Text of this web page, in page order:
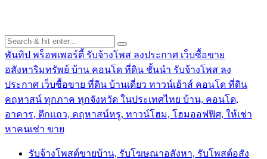
พันทิป พร็อพเพอร์ตี้ รับจ้างโพส ลงประกาศ เว็บซื้อขาย
อสังหาริมทรัพย์ บ้าน คอนโด ที่ดิน ชั้นนำ รับจ้างโพส ลง
ประกาศ เว็บซื้อขาย ที่ดิน บ้านเดี่ยว ทาวน์เฮ้าส์ คอนโด ที่ดิน
คฤหาสน์ ทุกภาค ทุกจังหวัด ในประเทศไทย บ้าน, คอนโด,
อาคาร, ตึกแถว, คฤหาสน์หรู, ทาวน์โฮม, โฮมออฟฟิศ, ให้เช่า
หาคนเช่า ขาย
รับจ้างโพสต์ขายบ้าน, รับโฆษณาอสังหา, รับโพสต์อสัง